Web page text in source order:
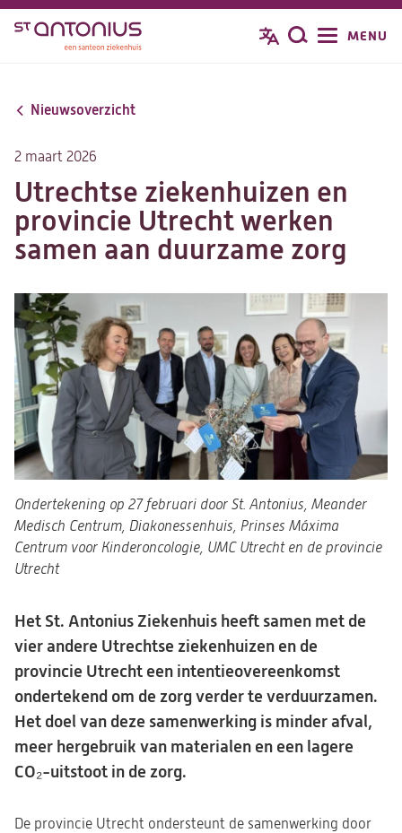
Overslaan
inhoud
Zoeken
MENU
Nieuwsoverzicht
2 maart 2026
Utrechtse ziekenhuizen en
provincie Utrecht werken
samen aan duurzame zorg
Ondertekening op 27 februari door St. Antonius, Meander
Medisch Centrum, Diakonessenhuis, Prinses Máxima
Centrum voor Kinderoncologie, UMC Utrecht en de provincie
Utrecht
Het St. Antonius Ziekenhuis heeft samen met de
vier andere Utrechtse ziekenhuizen en de
provincie Utrecht een intentieovereenkomst
ondertekend om de zorg verder te verduurzamen.
Het doel van deze samenwerking is minder afval,
meer hergebruik van materialen en een lagere
CO₂-uitstoot in de zorg.
De provincie Utrecht ondersteunt de samenwerking door